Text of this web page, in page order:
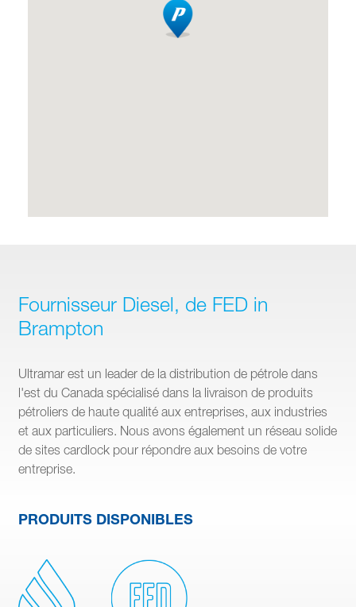
Fournisseur Diesel, de FED in
Brampton
Ultramar est un leader de la distribution de pétrole dans
l'est du Canada spécialisé dans la livraison de produits
pétroliers de haute qualité aux entreprises, aux industries
et aux particuliers. Nous avons également un réseau solide
de sites cardlock pour répondre aux besoins de votre
entreprise.
PRODUITS DISPONIBLES